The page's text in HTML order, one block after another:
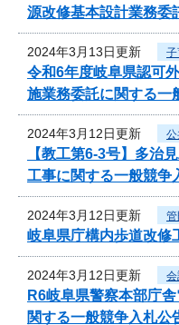
源改修基本設計業務委
2024年3月13日更新
令和6年度岐阜県認可
施業務委託に関する一
2024年3月12日更新
【教工第6-3号】多治
工事に関する一般競争
2024年3月12日更新
岐阜県庁構内歩道改修
2024年3月12日更新
R6岐阜県警察本部庁
関する一般競争入札公